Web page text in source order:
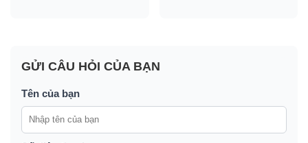
GỬI CÂU HỎI CỦA BẠN
Tên của bạn